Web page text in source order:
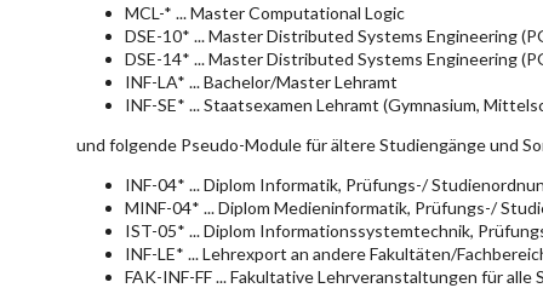
MCL-* ... Master Computational Logic
DSE-10* ... Master Distributed Systems Engineering
DSE-14* ... Master Distributed Systems Engineering
INF-LA* ... Bachelor/Master Lehramt
INF-SE* ... Staatsexamen Lehramt (Gymnasium,
und folgende Pseudo-Module für ältere Studiengänge und
INF-04* ... Diplom Informatik, Prüfungs-/
MINF-04* ... Diplom Medieninformatik, Prüfungs-/
IST-05* ... Diplom Informationssystemtechnik,
INF-LE* ... Lehrexport an andere Fakultäten/
FAK-INF-FF ... Fakultative Lehrveranstaltungen für